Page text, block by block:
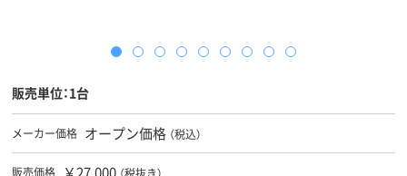
販売単位：1台
メーカー価格 オープン価格 （税込）
販売価格 ￥27,000